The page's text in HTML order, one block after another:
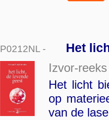
P0212NL - Het
Izvor-reeks
Het licht
op
van de